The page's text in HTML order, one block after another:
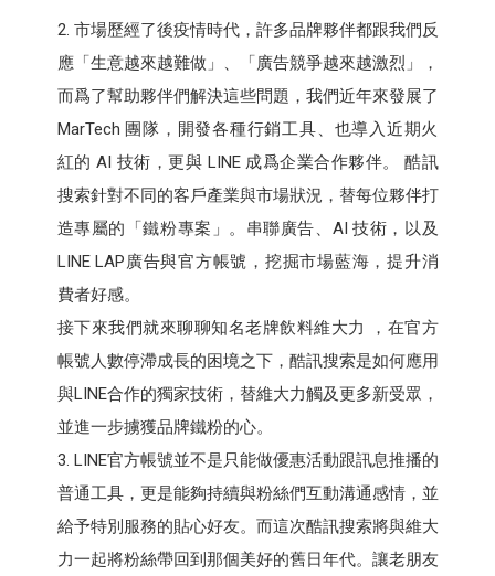
2. 市場歷經了後疫情時代，許多品牌夥伴都跟我們反
應「生意越來越難做」、「廣告競爭越來越激烈」，
而爲了幫助夥伴們解決這些問題，我們近年來發展了
MarTech 團隊，開發各種行銷工具、也導入近期火
紅的 AI 技術，更與 LINE 成爲企業合作夥伴。 酷訊
搜索針對不同的客戶產業與市場狀況，替每位夥伴打
造專屬的「鐵粉專案」。串聯廣告、AI 技術，以及
LINE LAP廣告與官方帳號，挖掘市場藍海，提升消
費者好感。
接下來我們就來聊聊知名老牌飲料維大力 ，在官方
帳號人數停滯成長的困境之下，酷訊搜索是如何應用
與LINE合作的獨家技術，替維大力觸及更多新受眾，
並進一步擄獲品牌鐵粉的心。
3. LINE官方帳號並不是只能做優惠活動跟訊息推播的
普通工具，更是能夠持續與粉絲們互動溝通感情，並
給予特別服務的貼心好友。而這次酷訊搜索將與維大
力一起將粉絲帶回到那個美好的舊日年代。讓老朋友